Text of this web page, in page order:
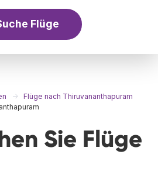
Flüge
Flüge nach Thiruvananthapuram
Sie Flüge